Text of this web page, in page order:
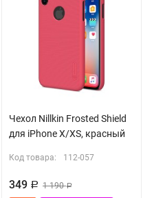
Чехол Nillkin Frosted Shield
для iPhone X/XS, красный
Код товара: 112-057
349 Р 1 190Р